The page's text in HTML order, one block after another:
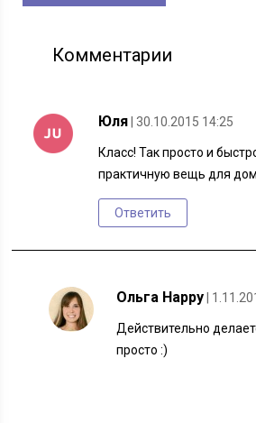
Комментарии
Юля | 30.10.2015 14:25
Класс! Так просто и
практичную вещь для
Ответить
Ольга Happy |
Действительно
просто :)